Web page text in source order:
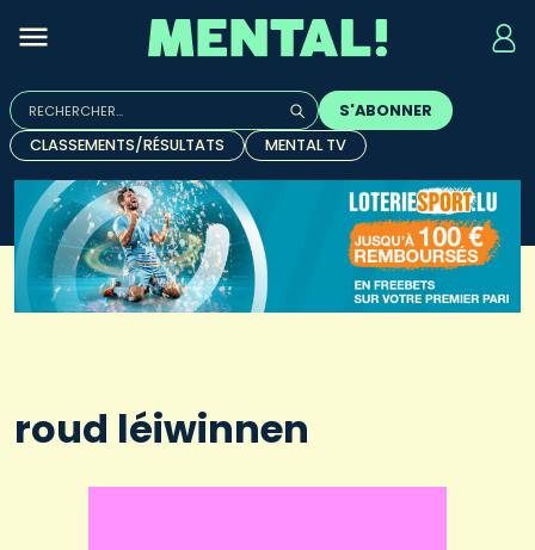
Rechercher :
Quand les résultats de l'auto-complétion sont
S'ABONNER
CLASSEMENTS/RÉSULTATS
MENTAL TV
roud léiwinnen